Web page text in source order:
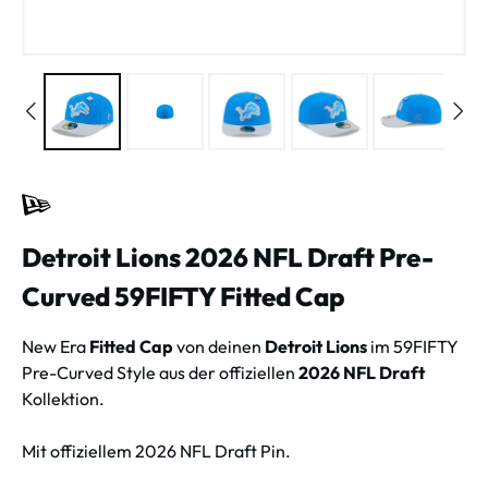
Detroit Lions 2026 NFL Draft Pre-
Curved 59FIFTY Fitted Cap
New Era Fitted Cap von deinen Detroit Lions im 59FIFTY
Pre-Curved Style aus der offiziellen 2026 NFL Draft
Kollektion.
Mit offiziellem 2026 NFL Draft Pin.